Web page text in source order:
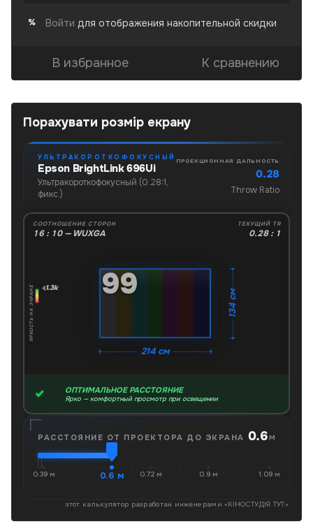
% Войти для отображения накопительной скидки
В избранное К сравнению
Порахувати розмір екрану
УЛЬТРАКОРОТКОФОКУСНЫЙ
Epson BrightLink 696Ui
Ультракороткофокусный (0.28:1,
фикс.)
ПРОЕКЦИОННАЯ ДАЛЬНОСТЬ
0.28
Throw Ratio
СООТНОШЕНИЕ СТОРОН
16 : 10 — WUXGA
ТЕКУЩИЙ TR
0.28 : 1
99"
214 см
134 см
ЯРКОСТЬ НА ЭКРАНЕ 1.3k
ОПТИМАЛЬНОЕ РАССТОЯНИЕ
Ярко — комфортный просмотр при освещении
РАССТОЯНИЕ ОТ ПРОЕКТОРА ДО ЭКРАНА 0.6м
0.39 м 0.6 м 0.72 м 0.9 м 1.09 м
этот калькулятор разработан инженерами «КІНОСТУДІЯ ТУТ»